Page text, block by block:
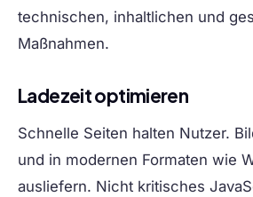
technischen, inhaltlichen und
Maßnahmen.
Ladezeit optimieren
Schnelle Seiten halten Nutzer.
und in modernen Formaten wie
ausliefern. Nicht kritisches